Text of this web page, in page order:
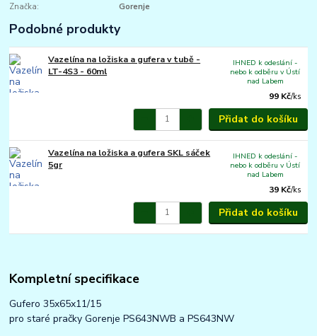
Značka:
Gorenje
Podobné produkty
Vazelína na ložiska a gufera v tubě -
LT-4S3 - 60ml
99 Kč/ks
IHNED k odeslání -
nebo k odběru v Ústí
nad Labem
Přidat do košíku
Vazelína na ložiska a gufera SKL sáček
5gr
39 Kč/ks
IHNED k odeslání -
nebo k odběru v Ústí
nad Labem
Přidat do košíku
Kompletní specifikace
Gufero 35x65x11/15
pro staré pračky Gorenje PS643NWB a PS643NW